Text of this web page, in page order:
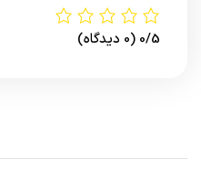
0/5 (0 دیدگاه)